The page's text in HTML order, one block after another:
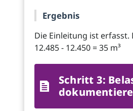
Ergebnis
Die Einleitung ist
12.485 - 12.450 = 35 m³
Schritt 3: